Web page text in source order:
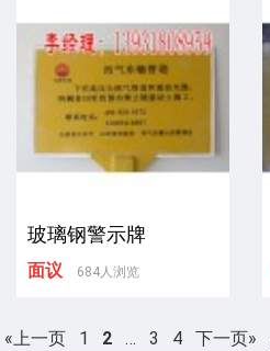
玻璃钢警示牌
面议 684人浏览
«上一页 1 2 … 3 4 下一页»